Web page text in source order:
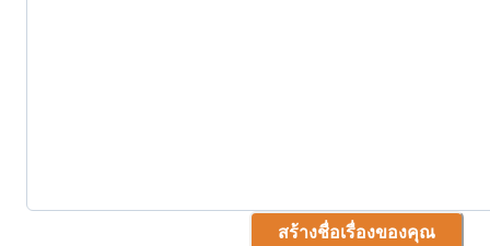
สร้างชื่อเรื่องของคุณ